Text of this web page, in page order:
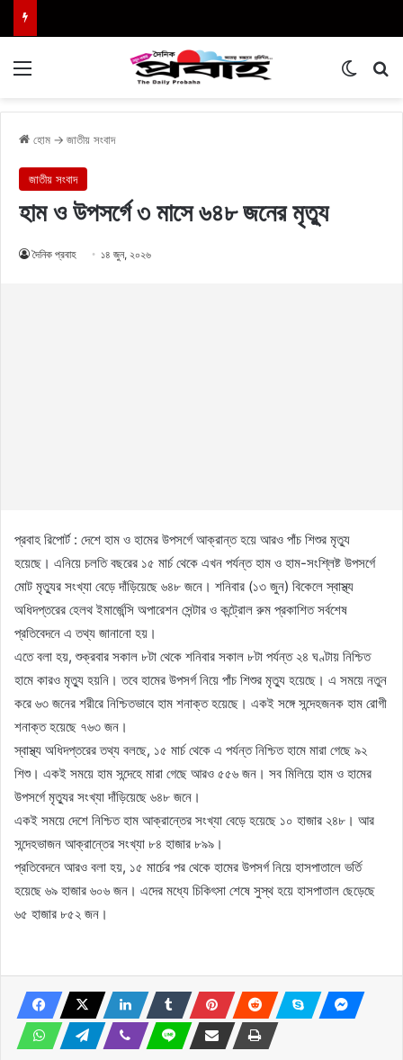
হোম → জাতীয় সংবাদ
জাতীয় সংবাদ
হাম ও উপসর্গে ৩ মাসে ৬৪৮ জনের মৃত্যু
দৈনিক প্রবাহ ১৪ জুন, ২০২৬
প্রবাহ রিপোর্ট : দেশে হাম ও হামের উপসর্গে আক্রান্ত হয়ে আরও পাঁচ শিশুর মৃত্যু
হয়েছে। এনিয়ে চলতি বছরের ১৫ মার্চ থেকে এখন পর্যন্ত হাম ও হাম-সংশ্লিষ্ট উপসর্গে
মোট মৃত্যুর সংখ্যা বেড়ে দাঁড়িয়েছে ৬৪৮ জনে। শনিবার (১৩ জুন) বিকেলে স্বাস্থ্য
অধিদপ্তরের হেলথ ইমার্জেন্সি অপারেশন সেন্টার ও কন্ট্রোল রুম প্রকাশিত সর্বশেষ
প্রতিবেদনে এ তথ্য জানানো হয়।
এতে বলা হয়, শুক্রবার সকাল ৮টা থেকে শনিবার সকাল ৮টা পর্যন্ত ২৪ ঘণ্টায় নিশ্চিত
হামে কারও মৃত্যু হয়নি। তবে হামের উপসর্গ নিয়ে পাঁচ শিশুর মৃত্যু হয়েছে। এ সময়ে নতুন
করে ৬৩ জনের শরীরে নিশ্চিতভাবে হাম শনাক্ত হয়েছে। একই সঙ্গে সন্দেহজনক হাম রোগী
শনাক্ত হয়েছে ৭৬৩ জন।
স্বাস্থ্য অধিদপ্তরের তথ্য বলছে, ১৫ মার্চ থেকে এ পর্যন্ত নিশ্চিত হামে মারা গেছে ৯২
শিশু। একই সময়ে হাম সন্দেহে মারা গেছে আরও ৫৫৬ জন। সব মিলিয়ে হাম ও হামের
উপসর্গে মৃত্যুর সংখ্যা দাঁড়িয়েছে ৬৪৮ জনে।
একই সময়ে দেশে নিশ্চিত হাম আক্রান্তের সংখ্যা বেড়ে হয়েছে ১০ হাজার ২৪৮। আর
সন্দেহভাজন আক্রান্তের সংখ্যা ৮৪ হাজার ৮৯৯।
প্রতিবেদনে আরও বলা হয়, ১৫ মার্চের পর থেকে হামের উপসর্গ নিয়ে হাসপাতালে ভর্তি
হয়েছে ৬৯ হাজার ৬০৬ জন। এদের মধ্যে চিকিৎসা শেষে সুস্থ হয়ে হাসপাতাল ছেড়েছে
৬৫ হাজার ৮৫২ জন।